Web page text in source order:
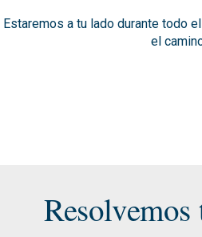
Estaremos a tu lado durante todo
el
Resolvemos